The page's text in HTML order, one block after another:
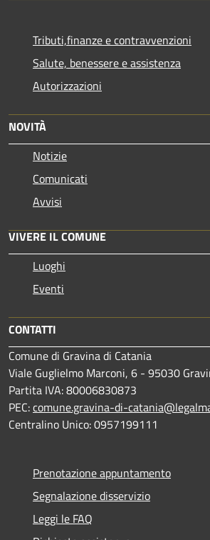
Tributi,finanze e contravvenzioni
Salute, benessere e assistenza
Autorizzazioni
NOVITÀ
Notizie
Comunicati
Avvisi
VIVERE IL COMUNE
Luoghi
Eventi
CONTATTI
Comune di Gravina di Catania
Viale Guglielmo Marconi, 6 - 95030
Partita IVA: 80006830873
PEC:comune.gravina-di-
Centralino Unico: 0957199111
Prenotazione appuntamento
Segnalazione disservizio
Leggi le FAQ